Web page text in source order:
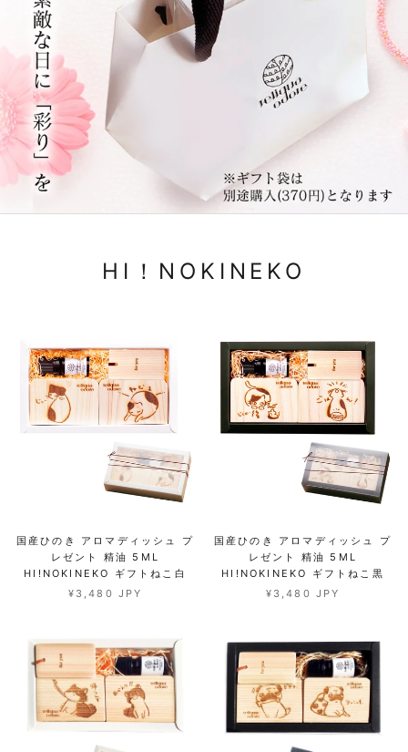
HI！NOKINEKO
国産ひのき アロマディッシュ プ
レゼント 精油 5ML
HI!NOKINEKO ギフトねこ白
¥3,480 JPY
国産ひのき アロマディッシュ プ
レゼント 精油 5ML
HI!NOKINEKO ギフトねこ黒
¥3,480 JPY